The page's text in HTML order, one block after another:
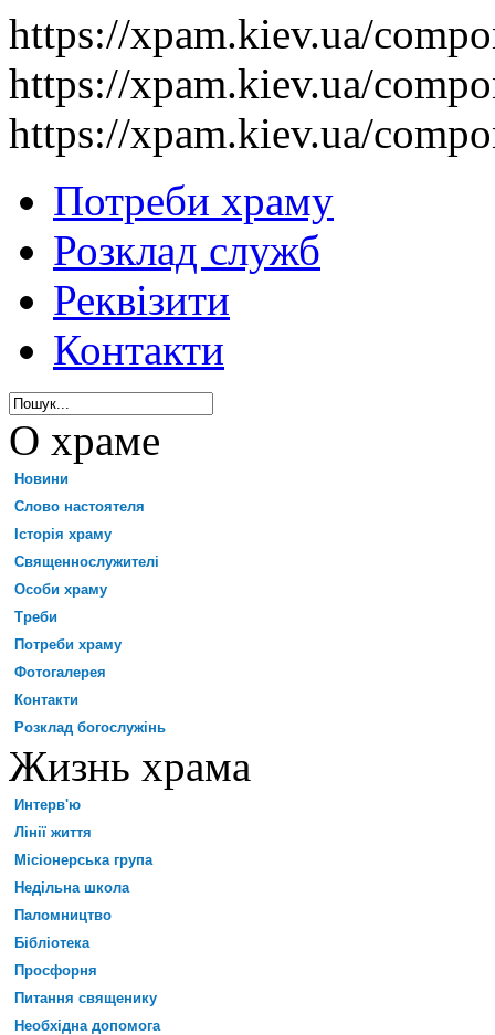
https://xpam.kiev.ua/
https://xpam.kiev.ua/
https://xpam.kiev.ua/
Потреби храму
Розклад служб
Реквізити
Контакти
О храме
Новини
Слово настоятеля
Історія храму
Священнослужителі
Особи храму
Треби
Потреби храму
Фотогалерея
Контакти
Розклад богослужінь
Жизнь храма
Интерв'ю
Лінії життя
Місіонерська група
Недільна школа
Паломництво
Бібліотека
Просфорня
Питання священику
Необхідна допомога